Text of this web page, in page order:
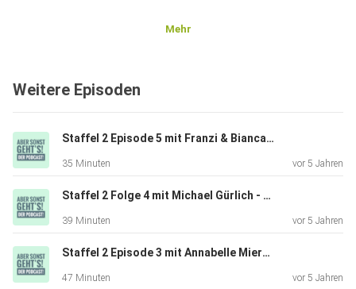
Instagram:
Mehr von Cedric: @cedricbeidinger
Aber sonst gehts! @abersonstgehts_podcast
Mehr
Weitere Episoden
Staffel 2 Episode 5 mit Franzi & Bianca - "Dankbarkeit und Self Care"
35 Minuten vor 5 Jahren
Staffel 2 Folge 4 mit Michael Gürlich - Wie die Arbeit im Ausland dich wachsen lässt
39 Minuten vor 5 Jahren
Staffel 2 Episode 3 mit Annabelle Mierzwa - "Die Kultur ist das Pflaster für die Seele"!
47 Minuten vor 5 Jahren